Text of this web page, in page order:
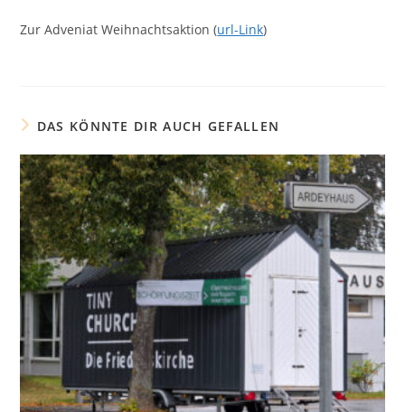
Zur Adveniat Weihnachtsaktion (url-Link)
DAS KÖNNTE DIR AUCH GEFALLEN